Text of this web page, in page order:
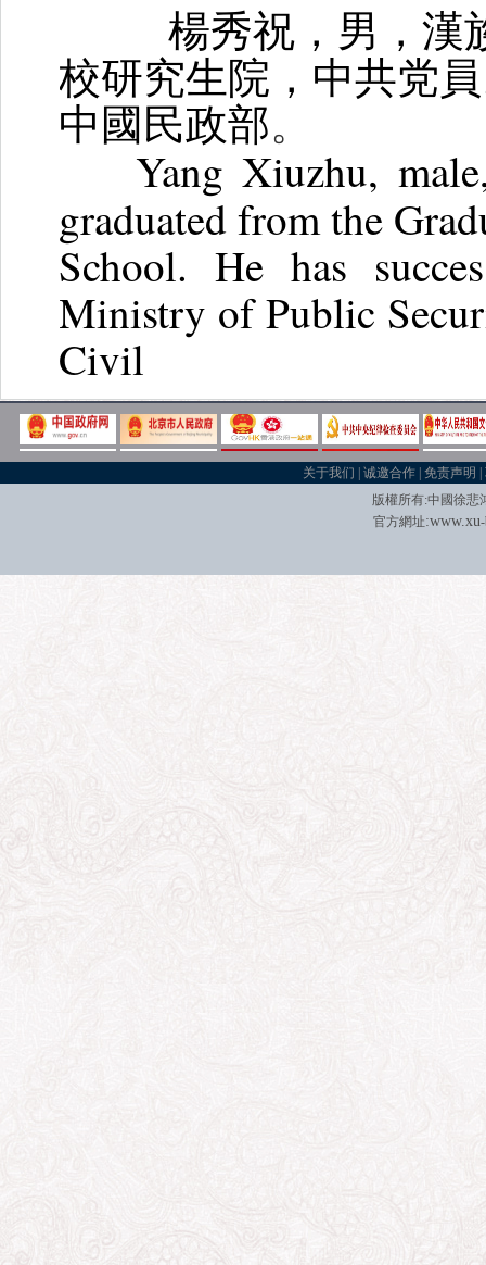
楊秀祝，男，漢族
校研究生院，中共党
中國民政部。
Yang Xiuzhu,
graduated from the
School. He has
Ministry of Public
Civil
关于我们 |诚邀合作 |免责声明 |
版權所有:中國徐悲
官方網址:www.xu